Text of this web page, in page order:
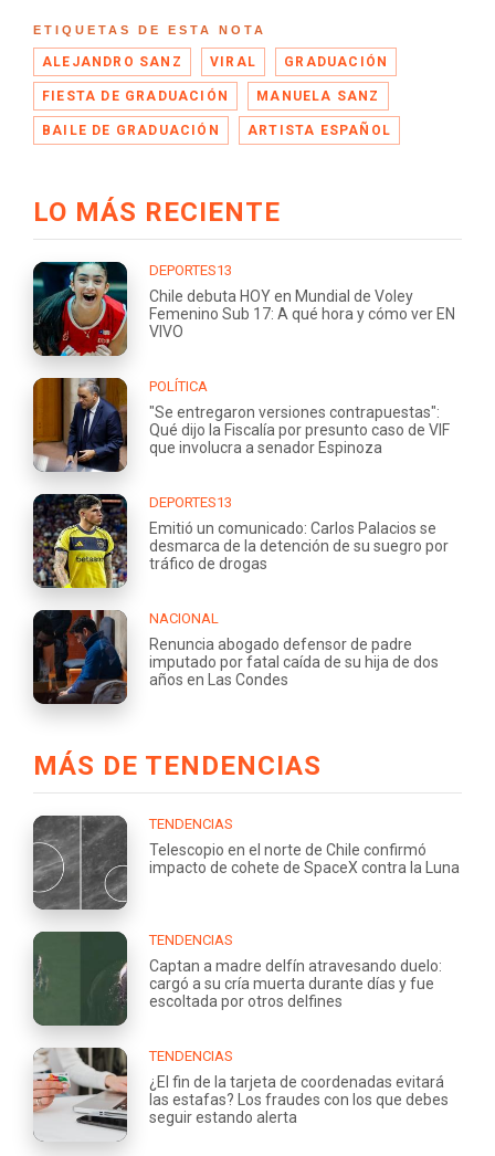
ETIQUETAS DE ESTA NOTA
ALEJANDRO SANZ VIRAL GRADUACIÓN
FIESTA DE GRADUACIÓN MANUELA SANZ
BAILE DE GRADUACIÓN ARTISTA ESPAÑOL
LO MÁS RECIENTE
DEPORTES13
Chile debuta HOY en Mundial de Voley
Femenino Sub 17: A qué hora y cómo ver EN
VIVO
POLÍTICA
"Se entregaron versiones contrapuestas":
Qué dijo la Fiscalía por presunto caso de VIF
que involucra a senador Espinoza
DEPORTES13
Emitió un comunicado: Carlos Palacios se
desmarca de la detención de su suegro por
tráfico de drogas
NACIONAL
Renuncia abogado defensor de padre
imputado por fatal caída de su hija de dos
años en Las Condes
MÁS DE TENDENCIAS
TENDENCIAS
Telescopio en el norte de Chile confirmó
impacto de cohete de SpaceX contra la Luna
TENDENCIAS
Captan a madre delfín atravesando duelo:
cargó a su cría muerta durante días y fue
escoltada por otros delfines
TENDENCIAS
¿El fin de la tarjeta de coordenadas evitará
las estafas? Los fraudes con los que debes
seguir estando alerta